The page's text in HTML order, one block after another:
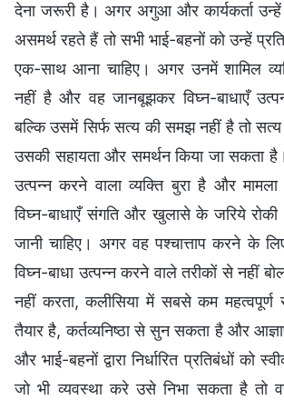
देना जरूरी है। अगर अगुआ और कार्यकर्ता
असमर्थ रहते हैं तो सभी भाई-बहनों को उन्हें
एक-साथ आना चाहिए। अगर उनमें शामिल
नहीं है और वह जानबूझकर विघ्न-बाधाएँ
बल्कि उसमें सिर्फ सत्य की समझ नहीं है तो
उसकी सहायता और समर्थन किया जा सकता
उत्पन्न करने वाला व्यक्ति बुरा है और
विघ्न-बाधाएँ संगति और खुलासे के जरिये
जानी चाहिए। अगर वह पश्चात्ताप करने के
विघ्न-बाधा उत्पन्न करने वाले तरीकों से नहीं
नहीं करता, कलीसिया में सबसे कम
तैयार है, कर्तव्यनिष्ठा से सुन सकता है और
और भाई-बहनों द्वारा निर्धारित प्रतिबंधों को
जो भी व्यवस्था करे उसे निभा सकता है तो